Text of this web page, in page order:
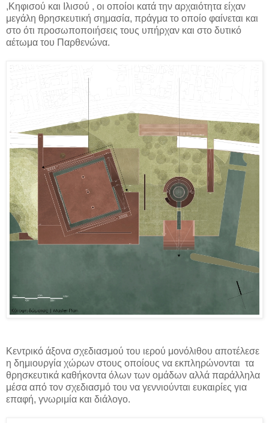
,Κηφισού και Ιλισού , οι οποίοι κατά την αρχαιότητα είχαν
μεγάλη θρησκευτική σημασία, πράγμα το οποίο φαίνεται και
στο ότι προσωποποιήσεις τους υπήρχαν και στο δυτικό
αέτωμα του Παρθενώνα.
Κεντρικό άξονα σχεδιασμού του ιερού μονόλιθου αποτέλεσε
η δημιουργία χώρων στους οποίους να εκπληρώνονται τα
θρησκευτικά καθήκοντα όλων των ομάδων αλλά παράλληλα
μέσα από τον σχεδιασμό του να γεννιούνται ευκαιρίες για
επαφή, γνωριμία και διάλογο.